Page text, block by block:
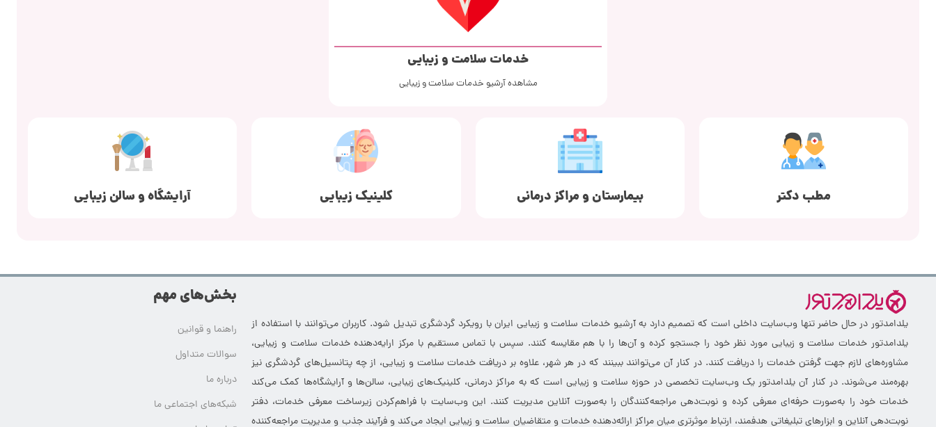
خدمات سلامت و زیبایی
مشاهده آرشیو خدمات سلامت و زیبایی
مطب دکتر بیمارستان و مراکز درمانی کلینیک زیبایی آرایشگاه و سالن زیبایی
یلدامدتور در حال حاضر تنها وب‌سایت داخلی است که تصمیم دارد به آرشیو خدمات سلامت و زیبایی ایران با رویکرد گردشگری تبدیل شود. کاربران می‌توانند با استفاده از
یلدامدتور خدمات سلامت و زیبایی مورد نظر خود را جستجو کرده و آن‌ها را با هم مقایسه کنند. سپس با تماس مستقیم با مرکز ارایه‌دهنده خدمات سلامت و زیبایی،
مشاوره‌های لازم جهت گرفتن خدمات را دریافت کنند. در کنار آن می‌توانند ببینند که در هر شهر، علاوه بر دریافت خدمات سلامت و زیبایی، از چه پتانسیل‌های گردشگری نیز
بهره‌مند می‌شوند. در کنار آن یلدامدتور یک وب‌سایت تخصصی در حوزه سلامت و زیبایی است که به مراکز درمانی، کلینیک‌های زیبایی، سالن‌ها و آرایشگاه‌ها کمک می‌کند
خدمات خود را به‌صورت حرفه‌ای معرفی کرده و نوبت‌دهی مراجعه‌کنندگان را به‌صورت آنلاین مدیریت کنند. این وب‌سایت با فراهم‌کردن زیرساخت معرفی خدمات، دفتر
نوبت‌دهی آنلاین و ابزارهای تبلیغاتی هدفمند، ارتباط موثرتری میان مراکز ارائه‌دهنده خدمات و متقاضیان سلامت و زیبایی ایجاد می‌کند و فرآیند جذب و مدیریت مراجعه‌کننده
بخش‌های مهم
راهنما و قوانین
سوالات متداول
درباره ما
شبکه‌های اجتماعی ما